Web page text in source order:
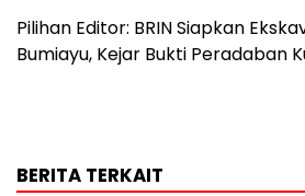
Pilihan Editor: BRIN Siapkan
Bumiayu, Kejar Bukti Peradaban
BERITA TERKAIT